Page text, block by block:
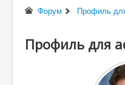
Начисления к оплате
Реквизиты
Форум Профиль
Профиль для